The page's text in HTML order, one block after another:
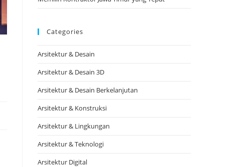
Categories
Arsitektur & Desain
Arsitektur & Desain 3D
Arsitektur & Desain Berkelanjutan
Arsitektur & Konstruksi
Arsitektur & Lingkungan
Arsitektur & Teknologi
Arsitektur Digital